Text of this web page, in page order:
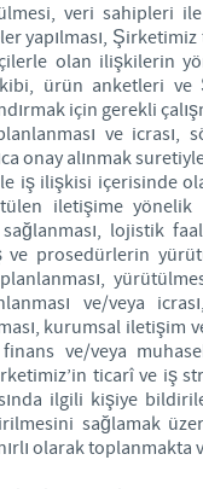
veri sahipleri
yapılması,
olan ilişkilerin
ürün anketleri ve
için gerekli
ve
onay alınmak
iş ilişkisi içerisinde
iletişime
lojistik
prosedürlerin
ve/veya
kurumsal iletişim
ve/veya
ticarî ve iş
ilgili kişiye
sağlamak
olarak toplanmakta